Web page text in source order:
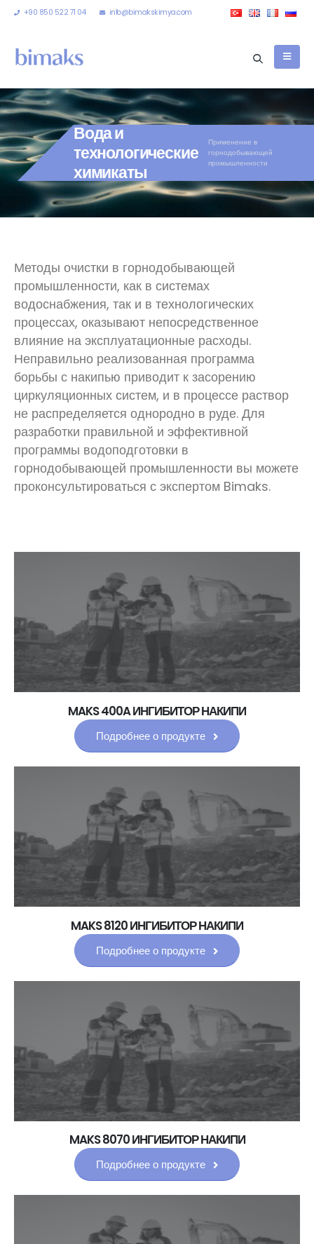
+90 850 522 71 04 info@bimakskimya.com
Вода и
технологические
химикаты
Применение в
горнодобывающей
промышленности
Методы очистки в горнодобывающей
промышленности, как в системах
водоснабжения, так и в технологических
процессах, оказывают непосредственное
влияние на эксплуатационные расходы.
Неправильно реализованная программа
борьбы с накипью приводит к засорению
циркуляционных систем, и в процессе раствор
не распределяется однородно в руде. Для
разработки правильной и эффективной
программы водоподготовки в
горнодобывающей промышленности вы можете
проконсультироваться с экспертом Bimaks.
MAKS 400A ИНГИБИТОР НАКИПИ
Подробнее о продукте
MAKS 8120 ИНГИБИТОР НАКИПИ
Подробнее о продукте
MAKS 8070 ИНГИБИТОР НАКИПИ
Подробнее о продукте